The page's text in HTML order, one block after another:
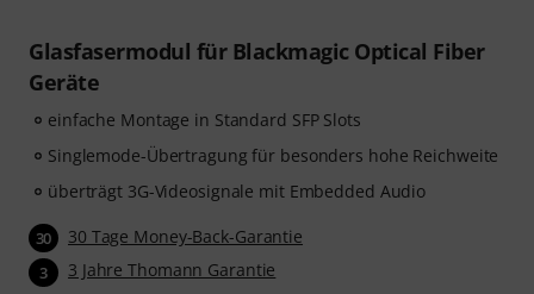
Glasfasermodul für Blackmagic Optical Fiber
Geräte
einfache Montage in Standard SFP Slots
Singlemode-Übertragung für besonders hohe Reichweite
überträgt 3G-Videosignale mit Embedded Audio
30 30 Tage Money-Back-Garantie
3 3 Jahre Thomann Garantie